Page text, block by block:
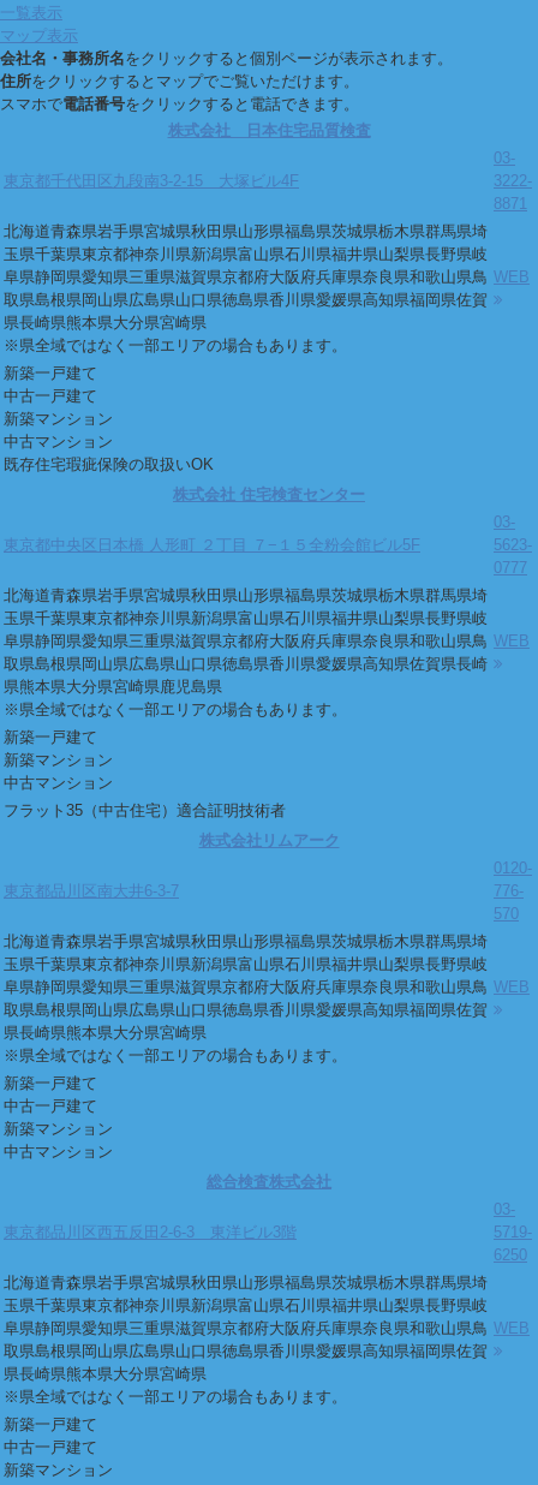
一覧表示
マップ表示
会社名・事務所名をクリックすると個別ページが表示されます。
住所をクリックするとマップでご覧いただけます。
スマホで電話番号をクリックすると電話できます。
株式会社 日本住宅品質検査
東京都千代田区九段南3-2-15 大塚ビル4F
03-
3222-
8871
北海道青森県岩手県宮城県秋田県山形県福島県茨城県栃木県群馬県埼
玉県千葉県東京都神奈川県新潟県富山県石川県福井県山梨県長野県岐
阜県静岡県愛知県三重県滋賀県京都府大阪府兵庫県奈良県和歌山県鳥
取県島根県岡山県広島県山口県徳島県香川県愛媛県高知県福岡県佐賀
県長崎県熊本県大分県宮崎県
※県全域ではなく一部エリアの場合もあります。
WEB
新築一戸建て
中古一戸建て
新築マンション
中古マンション
既存住宅瑕疵保険の取扱いOK
株式会社 住宅検査センター
東京都中央区日本橋 人形町 ２丁目 ７−１５全粉会館ビル5F
03-
5623-
0777
北海道青森県岩手県宮城県秋田県山形県福島県茨城県栃木県群馬県埼
玉県千葉県東京都神奈川県新潟県富山県石川県福井県山梨県長野県岐
阜県静岡県愛知県三重県滋賀県京都府大阪府兵庫県奈良県和歌山県鳥
取県島根県岡山県広島県山口県徳島県香川県愛媛県高知県佐賀県長崎
県熊本県大分県宮崎県鹿児島県
※県全域ではなく一部エリアの場合もあります。
WEB
新築一戸建て
新築マンション
中古マンション
フラット35（中古住宅）適合証明技術者
株式会社リムアーク
東京都品川区南大井6-3-7
0120-
776-
570
北海道青森県岩手県宮城県秋田県山形県福島県茨城県栃木県群馬県埼
玉県千葉県東京都神奈川県新潟県富山県石川県福井県山梨県長野県岐
阜県静岡県愛知県三重県滋賀県京都府大阪府兵庫県奈良県和歌山県鳥
取県島根県岡山県広島県山口県徳島県香川県愛媛県高知県福岡県佐賀
県長崎県熊本県大分県宮崎県
※県全域ではなく一部エリアの場合もあります。
WEB
新築一戸建て
中古一戸建て
新築マンション
中古マンション
総合検査株式会社
東京都品川区西五反田2-6-3 東洋ビル3階
03-
5719-
6250
北海道青森県岩手県宮城県秋田県山形県福島県茨城県栃木県群馬県埼
玉県千葉県東京都神奈川県新潟県富山県石川県福井県山梨県長野県岐
阜県静岡県愛知県三重県滋賀県京都府大阪府兵庫県奈良県和歌山県鳥
取県島根県岡山県広島県山口県徳島県香川県愛媛県高知県福岡県佐賀
県長崎県熊本県大分県宮崎県
※県全域ではなく一部エリアの場合もあります。
WEB
新築一戸建て
中古一戸建て
新築マンション